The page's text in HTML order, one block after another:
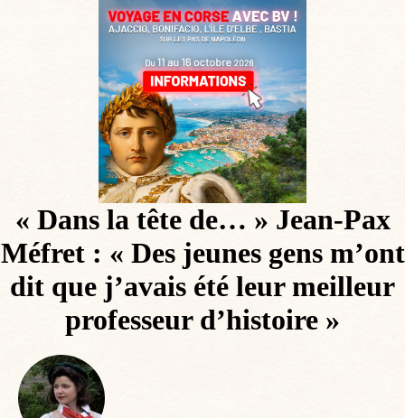
« Dans la tête de… » Jean-Pax
Méfret : « Des jeunes gens m’ont
dit que j’avais été leur meilleur
professeur d’histoire »